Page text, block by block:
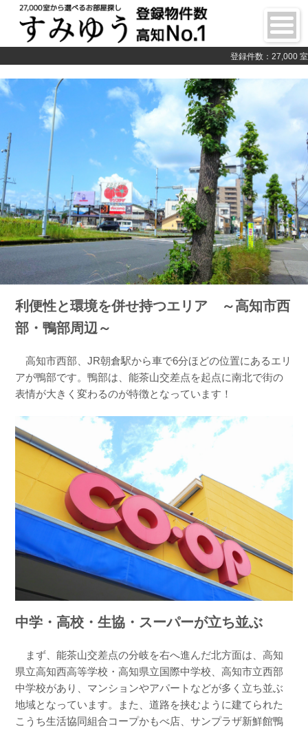
登録件数：27,000 室
利便性と環境を併せ持つエリア ～高知市西
部・鴨部周辺～
高知市西部、JR朝倉駅から車で6分ほどの位置にあるエリ
アが鴨部です。鴨部は、能茶山交差点を起点に南北で街の
表情が大きく変わるのが特徴となっています！
中学・高校・生協・スーパーが立ち並ぶ
まず、能茶山交差点の分岐を右へ進んだ北方面は、高知
県立高知西高等学校・高知県立国際中学校、高知市立西部
中学校があり、マンションやアパートなどが多く立ち並ぶ
地域となっています。また、道路を挟むように建てられた
こうち生活協同組合コープかもべ店、サンプラザ新鮮館鴨